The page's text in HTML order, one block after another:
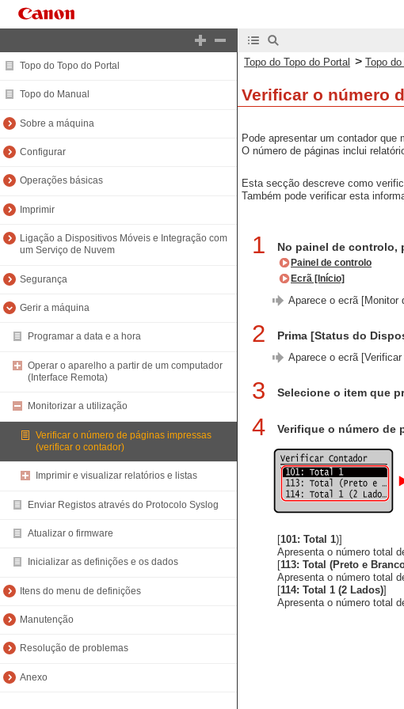
Topo do Topo do Portal
Topo do Manual
Sobre a máquina
Configurar
Operações básicas
Imprimir
Ligação a Dispositivos Móveis e Integração com
um Serviço de Nuvem
Segurança
Gerir a máquina
Programar a data e a hora
Operar o aparelho a partir de um computador
(Interface Remota)
Monitorizar a utilização
Verificar o número de páginas impressas
(verificar o contador)
Imprimir e visualizar relatórios e listas
Enviar Registos através do Protocolo Syslog
Atualizar o firmware
Inicializar as definições e os dados
Itens do menu de definições
Manutenção
Resolução de problemas
Anexo
Topo do Topo do Portal > Topo do
Verificar o número
Pode apresentar um contador
O número de páginas inclui
Esta secção descreve como
Também pode verificar esta
1 No painel de controlo,
Painel de controlo
Ecrã [Início]
Aparece o ecrã [Monitor
2 Prima [Status do
Aparece o ecrã [Verificar
3 Selecione o item que
4 Verifique o número de
[101: Total 1)]
Apresenta o número total
[113: Total (Preto e
Apresenta o número total
[114: Total 1 (2 Lados)]
Apresenta o número total